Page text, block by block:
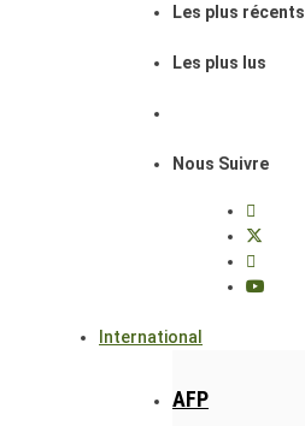
Les plus récents
Les plus lus
Nous Suivre
International
AFP